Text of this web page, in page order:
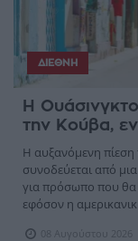
ΔΙΕΘΝΉ
Η
την Κούβα,
Η αυξανόμενη
συνοδεύεται από
για πρόσωπο που θα
εφόσον η
08 Αυγούστου 2026